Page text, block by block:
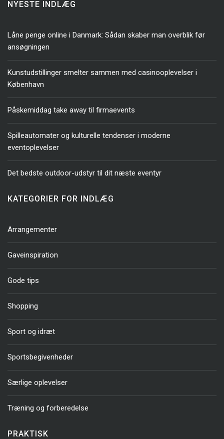
NYESTE INDLÆG
Låne penge online i Danmark: Sådan skaber man overblik før
ansøgningen
Kunstudstillinger smelter sammen med casinooplevelser i
København
Påskemiddag take away til firmaevents
Spilleautomater og kulturelle tendenser i moderne
eventoplevelser
Det bedste outdoor-udstyr til dit næste eventyr
KATEGORIER FOR INDLÆG
Arrangementer
Gaveinspiration
Gode tips
Shopping
Sport og idræt
Sportsbegivenheder
Særlige oplevelser
Træning og forberedelse
PRAKTISK